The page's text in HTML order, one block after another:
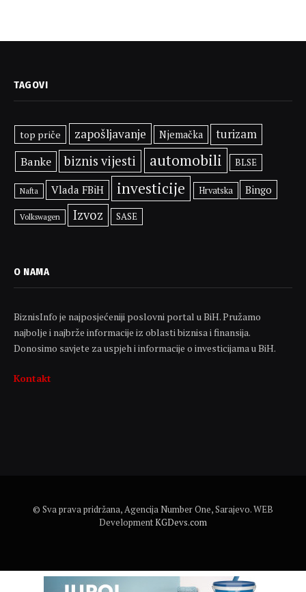
TAGOVI
top priče zapošljavanje Njemačka
turizam
Banke
biznis vijesti automobili BLSE
Nafta Vlada FBiH investicije Hrvatska Bingo
Volkswagen Izvoz SASE
O NAMA
BiznisInfo je najposjećeniji poslovni portal u BiH. Pružamo
najbolje i najbrže informacije iz oblasti biznisa i finansija.
Donosimo savjete za uspjeh i informacije o investicijama u BiH.
Kontakt
© Sva prava pridržana, Agencija Number One, Sarajevo. WEB
DevelopmentKGDevs.com